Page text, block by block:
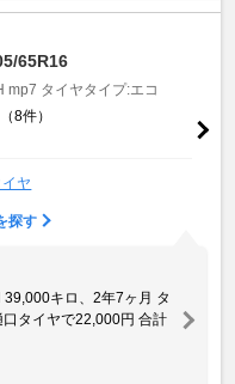
65R16
mp7 タイヤタイプ:エコ
（8件）
イヤ
探す
キロ、2年7ヶ月 タ
タイヤで22,000円 合計